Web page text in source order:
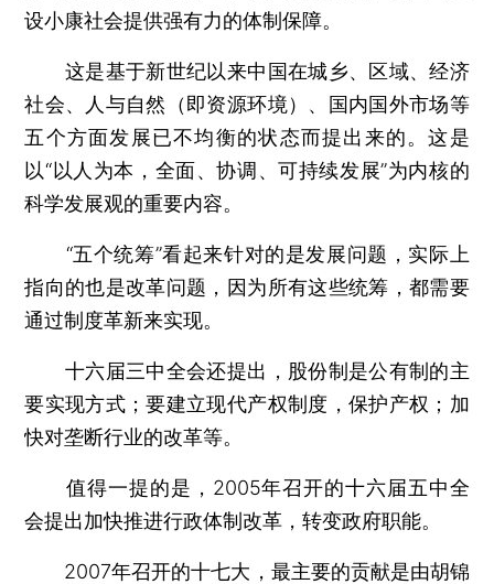
设小康社会提供强有力的体制保障。
这是基于新世纪以来中国在城乡、区域、经济
社会、人与自然（即资源环境）、国内国外市场等
五个方面发展已不均衡的状态而提出来的。这是
以“以人为本，全面、协调、可持续发展”为内核的
科学发展观的重要内容。
“五个统筹”看起来针对的是发展问题，实际上
指向的也是改革问题，因为所有这些统筹，都需要
通过制度革新来实现。
十六届三中全会还提出，股份制是公有制的主
要实现方式；要建立现代产权制度，保护产权；加
快对垄断行业的改革等。
值得一提的是，2005年召开的十六届五中全
会提出加快推进行政体制改革，转变政府职能。
2007年召开的十七大，最主要的贡献是由胡锦